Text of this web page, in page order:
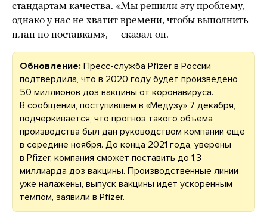
стандартам качества. «Мы решили эту проблему,
однако у нас не хватит времени, чтобы выполнить
план по поставкам», — сказал он.
Обновление: Пресс-служба Pfizer в России
подтвердила, что в 2020 году будет произведено
50 миллионов доз вакцины от коронавируса.
В сообщении, поступившем в «Медузу» 7 декабря,
подчеркивается, что прогноз такого объема
производства был дан руководством компании еще
в середине ноября. До конца 2021 года, уверены
в Pfizer, компания сможет поставить до 1,3
миллиарда доз вакцины. Производственные линии
уже налажены, выпуск вакцины идет ускоренным
темпом, заявили в Pfizer.